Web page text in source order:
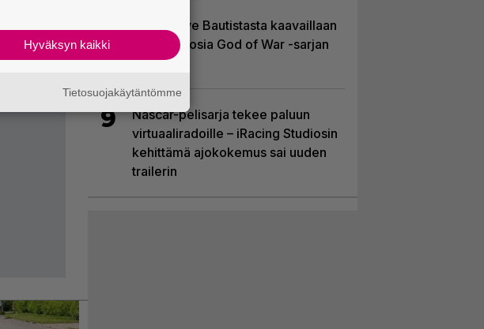
8
Huhu: Dave Bautistasta kaavaillaan
uutta Kratosia God of War -sarjan
pääosaan
9
Nascar-pelisarja tekee paluun
virtuaaliradoille – iRacing Studiosin
kehittämä ajokokemus sai uuden
trailerin
Hyväksyn kaikki
Tietosuojakäytäntömme